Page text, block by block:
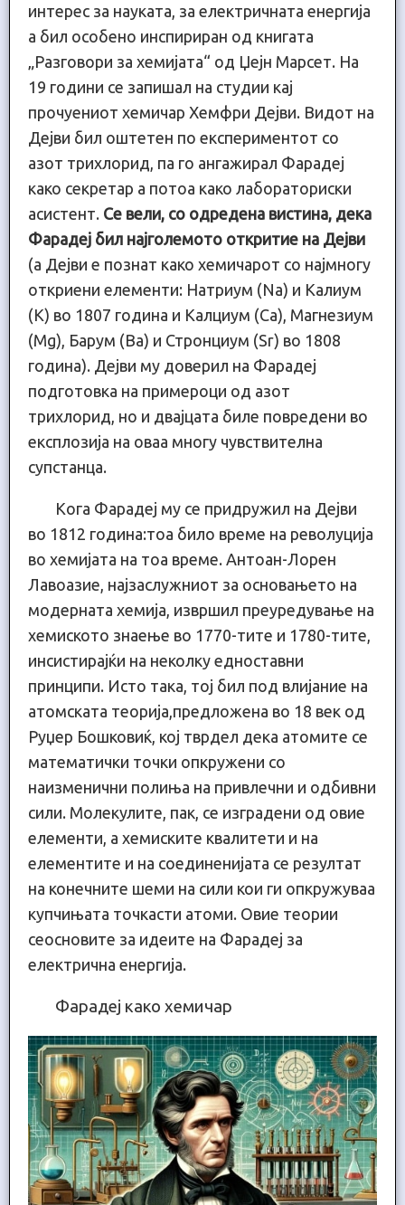
интерес за науката, за електричната енергија
а бил особено инспириран од книгата
„Разговори за хемијата“ од Џејн Марсет. На
19 години се запишал на студии кај
прочуениот хемичар Хемфри Дејви. Видот на
Дејви бил оштетен по експериментот со
азот трихлорид, па го ангажирал Фарадеј
како секретар а потоа како лабораториски
асистент. Се вели, со одредена вистина, дека
Фарадеј бил најголемото откритие на Дејви
(а Дејви е познат како хемичарот со најмногу
откриени елементи: Натриум (Na) и Калиум
(K) во 1807 година и Калциум (Ca), Магнезиум
(Mg), Барум (Ba) и Стронциум (Sr) во 1808
година). Дејви му доверил на Фарадеј
подготовка на примероци од азот
трихлорид, но и двајцата биле повредени во
експлозија на оваа многу чувствителна
супстанца.
Кога Фарадеј му се придружил на Дејви
во 1812 година:тоа било време на револуција
во хемијата на тоа време. Антоан-Лорен
Лавоазие, најзаслужниот за основањето на
модерната хемија, извршил преуредување на
хемиското знаење во 1770-тите и 1780-тите,
инсистирајќи на неколку едноставни
принципи. Исто така, тој бил под влијание на
атомската теорија,предложена во 18 век од
Руџер Бошковиќ, кој тврдел дека атомите се
математички точки опкружени со
наизменични полиња на привлечни и одбивни
сили. Молекулите, пак, се изградени од овие
елементи, а хемиските квалитети и на
елементите и на соединенијата се резултат
на конечните шеми на сили кои ги опкружуваа
купчињата точкасти атоми. Овие теории
сеосновите за идеите на Фарадеј за
електрична енергија.
Фарадеј како хемичар